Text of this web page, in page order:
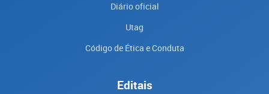
Diário oficial
Utag
Código de Ética e Conduta
Editais